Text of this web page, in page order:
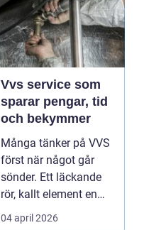
Vvs service som
sparar pengar, tid
och bekymmer
Många tänker på VVS
först när något går
sönder. Ett läckande
rör, kallt element en
vintermorgon elle...
04 april 2026